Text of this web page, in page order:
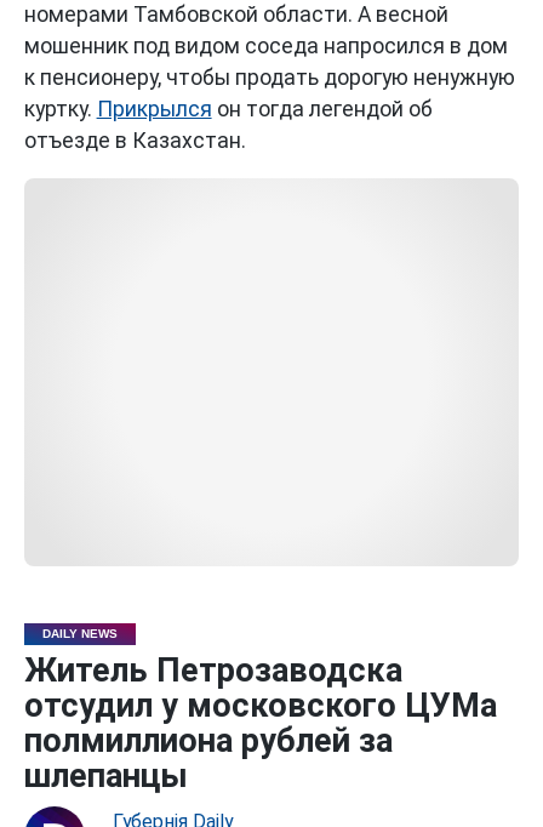
номерами Тамбовской области. А весной
мошенник под видом соседа напросился в дом
к пенсионеру, чтобы продать дорогую ненужную
куртку. Прикрылся он тогда легендой об
отъезде в Казахстан.
DAILY NEWS
Житель Петрозаводска
отсудил у московского ЦУМа
полмиллиона рублей за
шлепанцы
Губернiя Daily